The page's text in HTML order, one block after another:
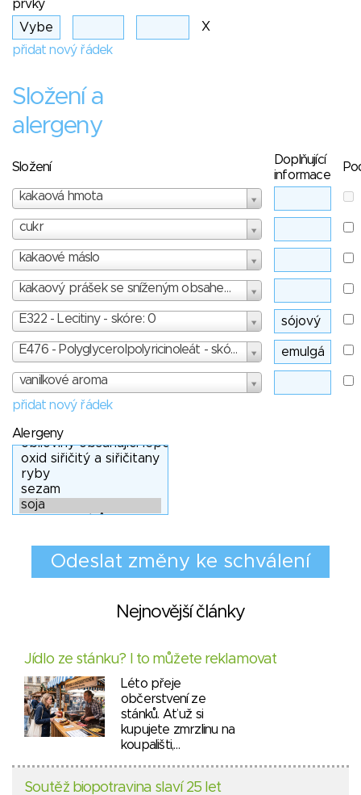
prvky
X
přidat nový řádek
Složení a
alergeny
Složení
Doplňující
informace
kakaová hmota
cukr
kakaové máslo
kakaový prášek se sníženým obsahem tuku
E322 - Lecitiny - skóre: 0
E476 - Polyglycerolpolyricinoleát - skóre: 3
vanilkové aroma
přidat nový řádek
Alergeny
Nejnovější články
Jídlo ze stánku? I to můžete reklamovat
Léto přeje
občerstvení ze
stánků. Ať už si
kupujete zmrzlinu na
koupališti,…
Soutěž biopotravina slaví 25 let